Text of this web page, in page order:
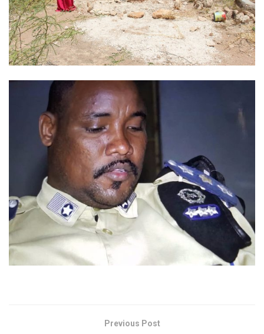
Previous Post